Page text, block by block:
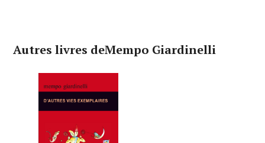
Autres livres deMempo Giardinelli